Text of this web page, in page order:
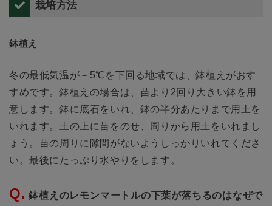
栽培方法
鉢植え
冬の最低気温が－5℃を下回る地域では、鉢植えがおす
すめです。鉢植えの場合は、苗より2回り大きい鉢を用
意します。鉢に底石をいれ、鉢の半分あたりまで用土を
いれます。土の上に苗をのせ、周りから用土をいれまし
ょう。苗の周りに隙間がないようしっかりいれてくださ
い。最後にたっぷり水やりをします。
鉢植えのレモンマートルの下葉が落ちるのはなぜで